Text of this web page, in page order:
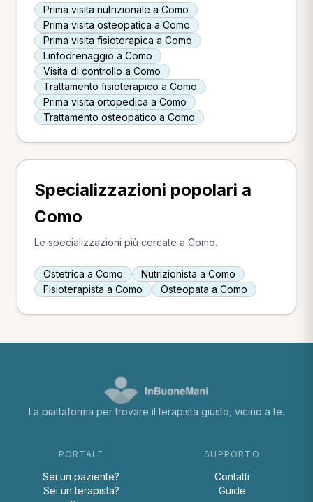
Prima visita nutrizionale a Como
Prima visita osteopatica a Como
Prima visita fisioterapica a Como
Linfodrenaggio a Como
Visita di controllo a Como
Trattamento fisioterapico a Como
Prima visita ortopedica a Como
Trattamento osteopatico a Como
Specializzazioni popolari a
Como
Le specializzazioni più cercate a Como.
Ostetrica a Como
Nutrizionista a Como
Fisioterapista a Como
Osteopata a Como
La piattaforma per trovare il terapista giusto, vicino a te.
PORTALE
Sei un paziente?
Sei un terapista?
SUPPORTO
Contatti
Guide